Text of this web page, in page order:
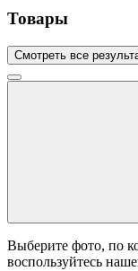
Товары
Смотреть все
Выберите фото, по
воспользуйтесь